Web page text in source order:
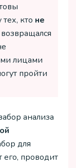
кто не
лицами
пройти
анализа
для
его, проводит